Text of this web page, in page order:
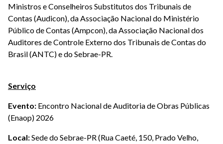
Ministros e Conselheiros Substitutos dos Tribunais de
Contas (Audicon), da Associação Nacional do Ministério
Público de Contas (Ampcon), da Associação Nacional dos
Auditores de Controle Externo dos Tribunais de Contas do
Brasil (ANTC) e do Sebrae-PR.
Serviço
Evento: Encontro Nacional de Auditoria de Obras Públicas
(Enaop) 2026
Local:Sede do Sebrae-PR (Rua Caeté, 150, Prado Velho,